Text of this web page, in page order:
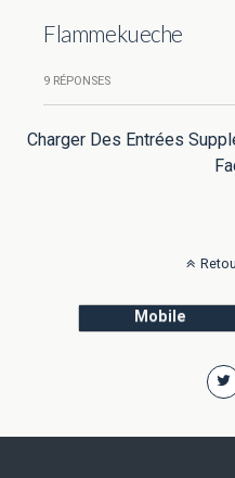
Flammekueche
9 RÉPONSES
Charger Des Entrées
Mobile